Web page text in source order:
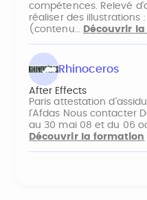
compétences. Relevé
réaliser des illustrations
(contenu… Découvrir
Rhinoceros
After Effects
Paris attestation
l'Afdas Nous contacter
au 30 mai 08 et du 06
Découvrir la formation